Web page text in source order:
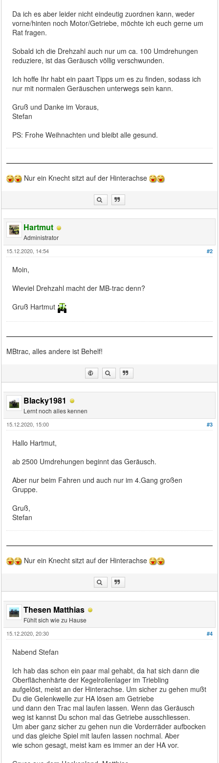
Da ich es aber leider nicht eindeutig zuordnen kann, weder
vorne/hinten noch Motor/Getriebe, möchte ich euch gerne um
Rat fragen.
Sobald ich die Drehzahl auch nur um ca. 100 Umdrehungen
reduziere, ist das Geräusch völlig verschwunden.
Ich hoffe Ihr habt ein paart Tipps um es zu finden, sodass ich
nur mit normalen Geräuschen unterwegs sein kann.
Gruß und Danke im Voraus,
Stefan
PS: Frohe Weihnachten und bleibt alle gesund.
Nur ein Knecht sitzt auf der Hinterachse
Hartmut
Administrator
#2
15.12.2020, 14:54
Moin,
Wieviel Drehzahl macht der MB-trac denn?
Gruß Hartmut
MBtrac, alles andere ist Behelf!
Blacky1981
Lernt noch alles kennen
#3
15.12.2020, 15:00
Hallo Hartmut,
ab 2500 Umdrehungen beginnt das Geräusch.
Aber nur beim Fahren und auch nur im 4.Gang großen
Gruppe.
Gruß,
Stefan
Nur ein Knecht sitzt auf der Hinterachse
Thesen Matthias
Fühlt sich wie zu Hause
#4
15.12.2020, 20:30
Nabend Stefan
Ich hab das schon ein paar mal gehabt, da hat sich dann die
Oberflächenhärte der Kegelrollenlager im Triebling
aufgelöst, meist an der Hinterachse. Um sicher zu gehen mußt
Du die Gelenkwelle zur HA lösen am Getriebe
und dann den Trac mal laufen lassen. Wenn das Geräusch
weg ist kannst Du schon mal das Getriebe ausschliessen.
Um aber ganz sicher zu gehen nun die Vorderräder aufbocken
und das gleiche Spiel mit laufen lassen nochmal. Aber
wie schon gesagt, meist kam es immer an der HA vor.